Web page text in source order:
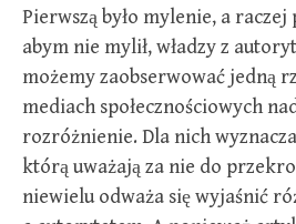
Pierwszą było mylenie, a
abym nie mylił, władzy z
możemy zaobserwować jedną
mediach społecznościowych
rozróżnienie. Dla nich
którą uważają za nie do
niewielu odważa się wyjaśnić